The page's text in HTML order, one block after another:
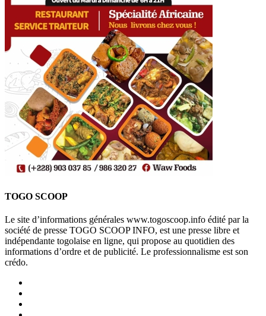
TOGO SCOOP
Le site d’informations générales www.togoscoop.info édité par la
société de presse TOGO SCOOP INFO, est une presse libre et
indépendante togolaise en ligne, qui propose au quotidien des
informations d’ordre et de publicité. Le professionnalisme est son
crédo.